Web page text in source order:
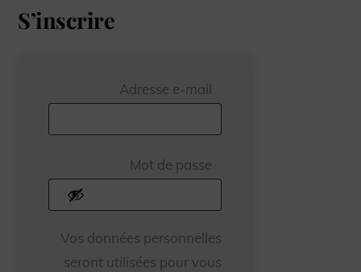
S’inscrire
Adresse e-mail
Mot de passe
Vos données personnelles
seront utilisées pour vous